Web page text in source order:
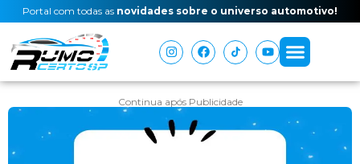
Portal com todas as novidades sobre o universo automotivo!
Continua após Publicidade